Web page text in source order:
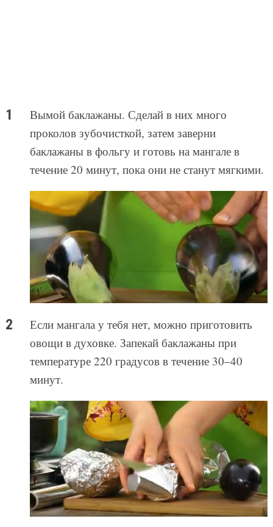
Вымой баклажаны. Сделай в них много
проколов зубочисткой, затем заверни
баклажаны в фольгу и готовь на мангале в
течение 20 минут, пока они не станут мягкими.
Если мангала у тебя нет, можно приготовить
овощи в духовке. Запекай баклажаны при
температуре 220 градусов в течение 30–40
минут.